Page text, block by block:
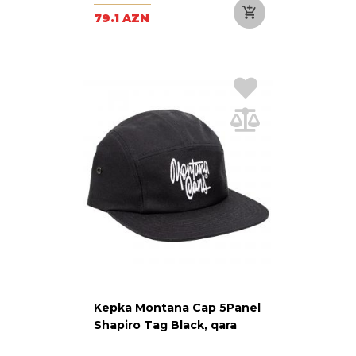
79.1 AZN
Kepka Montana Cap 5Panel
Shapiro Tag Black, qara